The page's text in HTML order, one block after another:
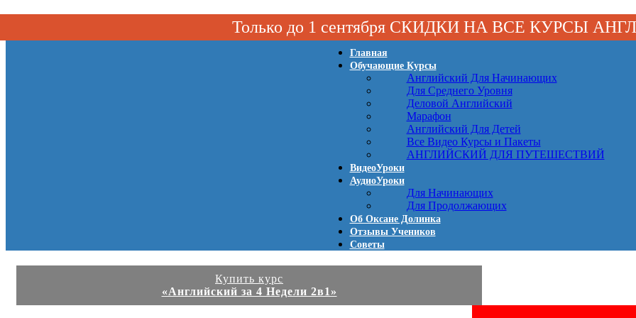
Только до 1 сентября СКИДКИ НА ВСЕ КУРСЫ
Главная
Обучающие Курсы
Английский Для Начинающих
Для Среднего Уровня
Деловой Английский
Марафон
Английский Для Детей
Все Видео Курсы и Пакеты
АНГЛИЙСКИЙ ДЛЯ ПУТЕШЕСТВИЙ
ВидеоУроки
АудиоУроки
Для Начинающих
Для Продолжающих
Об Оксане Долинка
Отзывы Учеников
Советы
Купить курс
«Английский за 4 Недели 2в1»